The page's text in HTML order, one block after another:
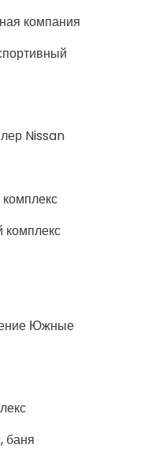
компания
Nissan
комплекс
Южные
баня